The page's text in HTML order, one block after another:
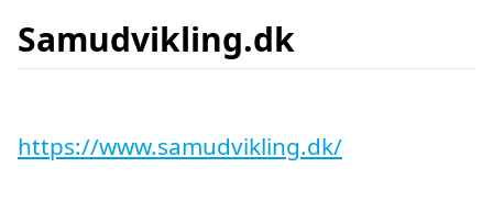
Samudvikling.dk
https://www.samudvikling.dk/